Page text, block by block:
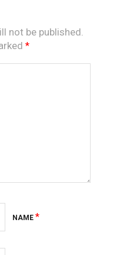
not be published.
*
NAME *